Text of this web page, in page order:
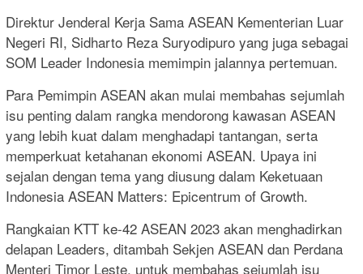
Direktur Jenderal Kerja Sama ASEAN Kementerian Luar
Negeri RI, Sidharto Reza Suryodipuro yang juga sebagai
SOM Leader Indonesia memimpin jalannya pertemuan.
Para Pemimpin ASEAN akan mulai membahas sejumlah
isu penting dalam rangka mendorong kawasan ASEAN
yang lebih kuat dalam menghadapi tantangan, serta
memperkuat ketahanan ekonomi ASEAN. Upaya ini
sejalan dengan tema yang diusung dalam Keketuaan
Indonesia ASEAN Matters: Epicentrum of Growth.
Rangkaian KTT ke-42 ASEAN 2023 akan menghadirkan
delapan Leaders, ditambah Sekjen ASEAN dan Perdana
Menteri Timor Leste, untuk membahas sejumlah isu